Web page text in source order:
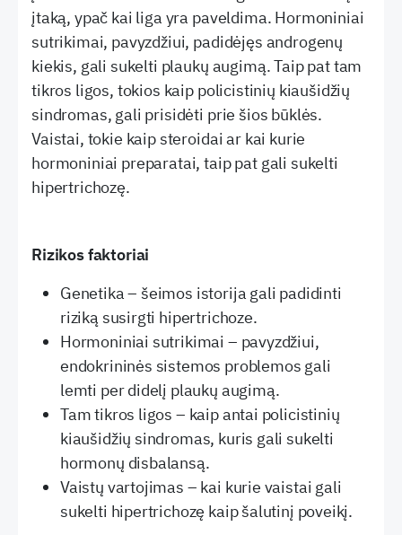
įtaką, ypač kai liga yra paveldima. Hormoniniai
sutrikimai, pavyzdžiui, padidėjęs androgenų
kiekis, gali sukelti plaukų augimą. Taip pat tam
tikros ligos, tokios kaip policistinių kiaušidžių
sindromas, gali prisidėti prie šios būklės.
Vaistai, tokie kaip steroidai ar kai kurie
hormoniniai preparatai, taip pat gali sukelti
hipertrichozę.
Rizikos faktoriai
Genetika – šeimos istorija gali padidinti
riziką susirgti hipertrichoze.
Hormoniniai sutrikimai – pavyzdžiui,
endokrininės sistemos problemos gali
lemti per didelį plaukų augimą.
Tam tikros ligos – kaip antai policistinių
kiaušidžių sindromas, kuris gali sukelti
hormonų disbalansą.
Vaistų vartojimas – kai kurie vaistai gali
sukelti hipertrichozę kaip šalutinį poveikį.